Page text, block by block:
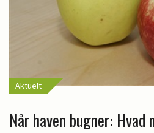
Aktuelt
Når haven bugner: Hvad